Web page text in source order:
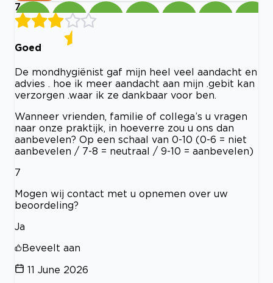
7
Goed
De mondhygiënist gaf mijn heel veel aandacht en
advies . hoe ik meer aandacht aan mijn .gebit kan
verzorgen .waar ik ze dankbaar voor ben.
Wanneer vrienden, familie of collega’s u vragen
naar onze praktijk, in hoeverre zou u ons dan
aanbevelen? Op een schaal van 0-10 (0-6 = niet
aanbevelen / 7-8 = neutraal / 9-10 = aanbevelen)
7
Mogen wij contact met u opnemen over uw
beoordeling?
Ja
Beveelt aan
11 June 2026